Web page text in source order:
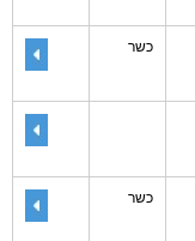
כשר
כשר